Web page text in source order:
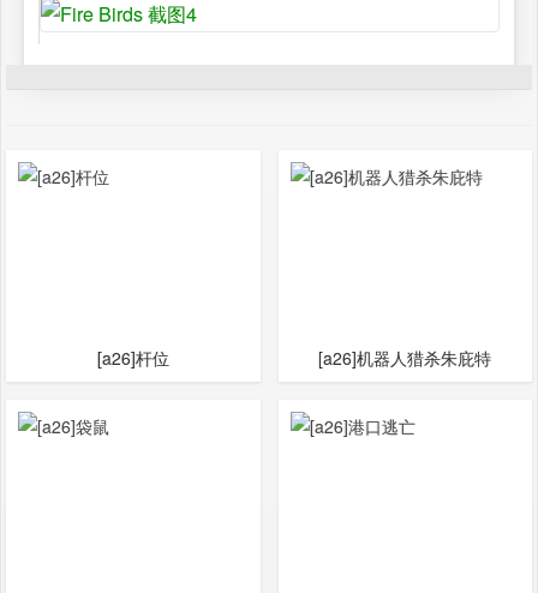
[a26]杆位 [a26]机器人猎杀朱庇特